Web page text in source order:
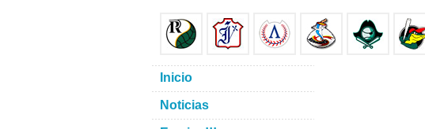
Inicio
Noticias